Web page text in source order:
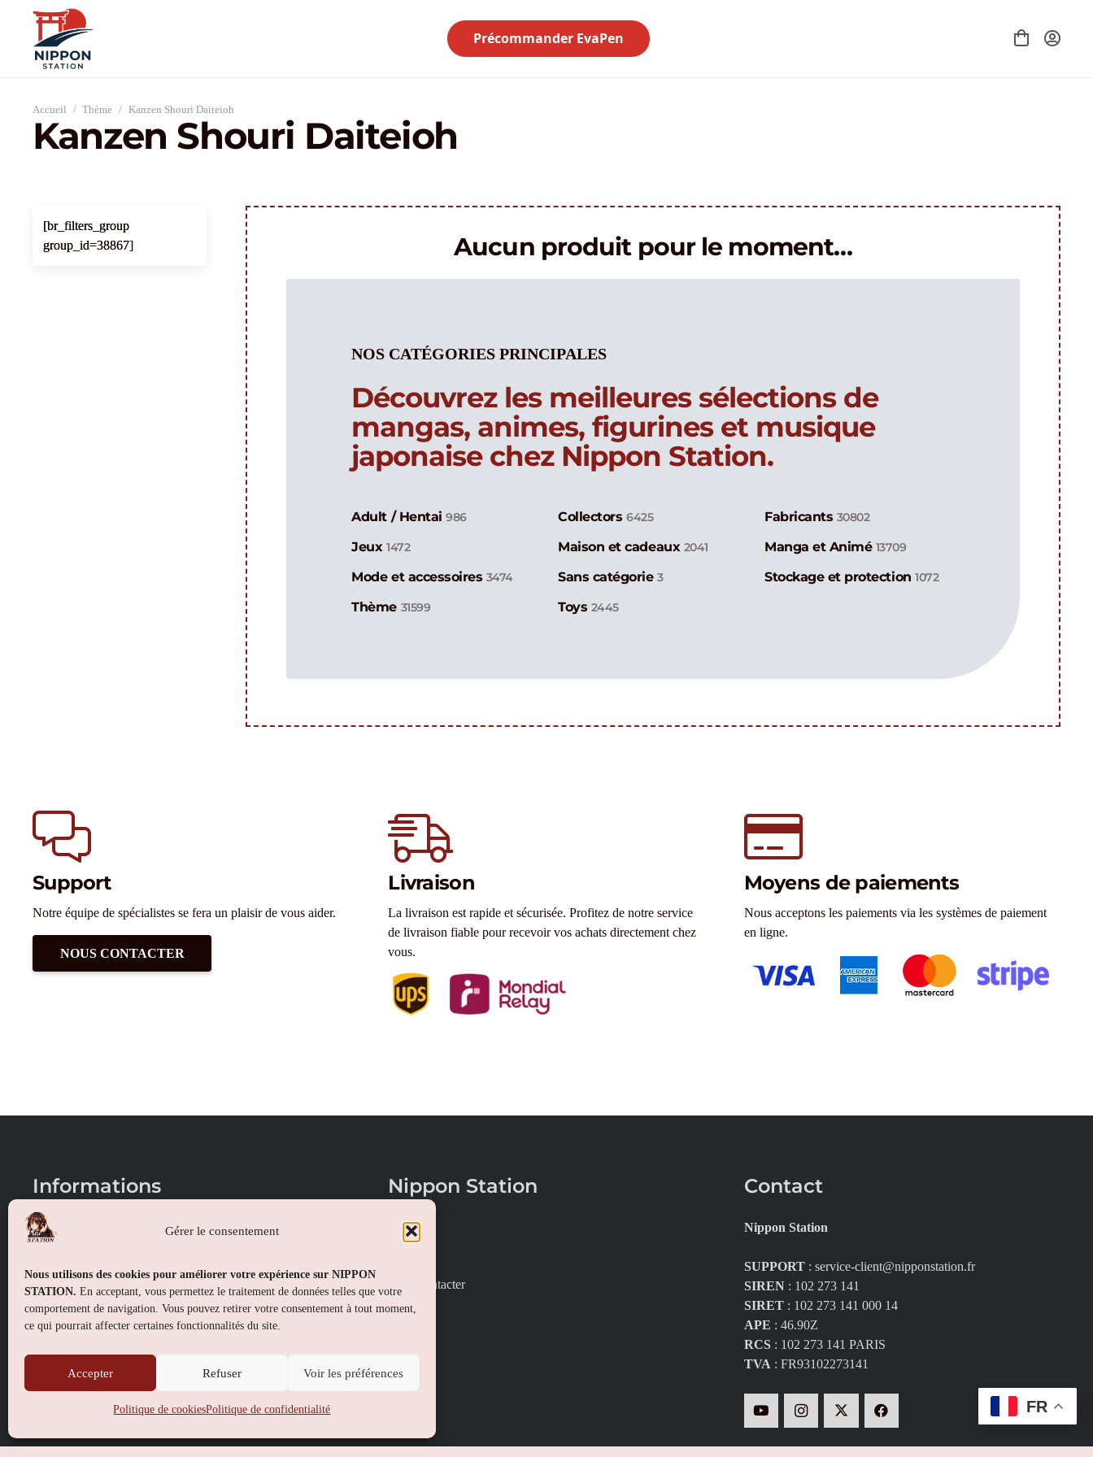
Gérer le consentement
Nous utilisons des cookies pour améliorer votre expérience sur NIPPON
STATION. En acceptant, vous permettez le traitement de données telles que votre
comportement de navigation. Vous pouvez retirer votre consentement à tout moment,
ce qui pourrait affecter certaines fonctionnalités du site.
Accepter Refuser Voir les préférences
Politique de cookiesPolitique de confidentialité
Précommander EvaPen
Accueil / Thème / Kanzen Shouri Daiteioh
Kanzen Shouri Daiteioh
[br_filters_group
group_id=38867]
Aucun produit pour le moment…
NOS CATÉGORIES PRINCIPALES
Découvrez les meilleures sélections de
mangas, animes, figurines et musique
japonaise chez Nippon Station.
Adult / Hentai986 Collectors 6425 Fabricants 30802
Jeux 1472 Maison et cadeaux 2041 Manga et Animé 13709
Mode et accessoires 3474 Sans catégorie3 Stockage et protection1072
Thème 31599 Toys 2445
Support
Notre équipe de spécialistes se fera un plaisir de vous aider.
NOUS CONTACTER
Livraison
La livraison est rapide et sécurisée. Profitez de notre service
de livraison fiable pour recevoir vos achats directement chez
vous.
Moyens de paiements
Nous acceptons les paiements via les systèmes de paiement
en ligne.
Informations
Conditions générales de vente
Politique de confidentialité
Politique de cookies (UE)
Nippon Station
À propos
Nous contacter
Contact
Nippon Station
SUPPORT: service-client@nipponstation.fr
SIREN: 102 273 141
SIRET: 102 273 141 000 14
APE : 46.90Z
RCS: 102 273 141 PARIS
TVA: FR93102273141
FR